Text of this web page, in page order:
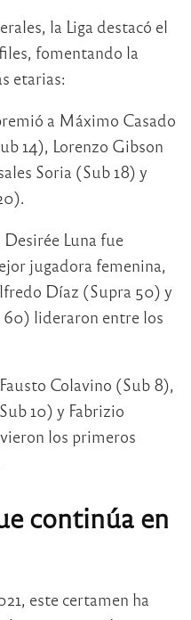
la Liga destacó el
fomentando la
etarias:
a Máximo Casado
14), Lorenzo Gibson
Soria (Sub 18) y
Desirée Luna fue
jugadora femenina,
Díaz (Supra 50) y
60) lideraron entre los
Fausto Colavino (Sub 8),
10) y Fabrizio
los primeros
continúa en
este certamen ha